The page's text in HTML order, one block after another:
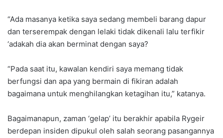
“Ada masanya ketika saya sedang membeli barang dapur
dan terserempak dengan lelaki tidak dikenali lalu terfikir
‘adakah dia akan berminat dengan saya?
“Pada saat itu, kawalan kendiri saya memang tidak
berfungsi dan apa yang bermain di fikiran adalah
bagaimana untuk menghilangkan ketagihan itu,” katanya.
Bagaimanapun, zaman ‘gelap’ itu berakhir apabila Rygeir
berdepan insiden dipukul oleh salah seorang pasangannya